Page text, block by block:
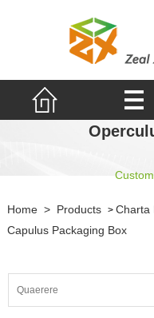
Home > Products > Charta
Capulus Packaging Box